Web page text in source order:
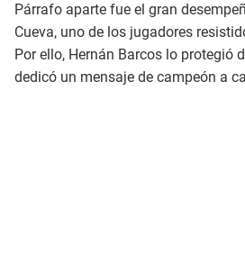
Párrafo aparte fue el gran
Cueva, uno de los jugadores
Por ello, Hernán Barcos lo protegió
dedicó un mensaje de campeón a